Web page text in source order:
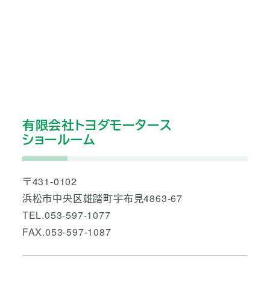
有限会社トヨダモータース
ショールーム
〒431-0102
浜松市中央区雄踏町宇布見4863-67
TEL.053-597-1077
FAX.053-597-1087